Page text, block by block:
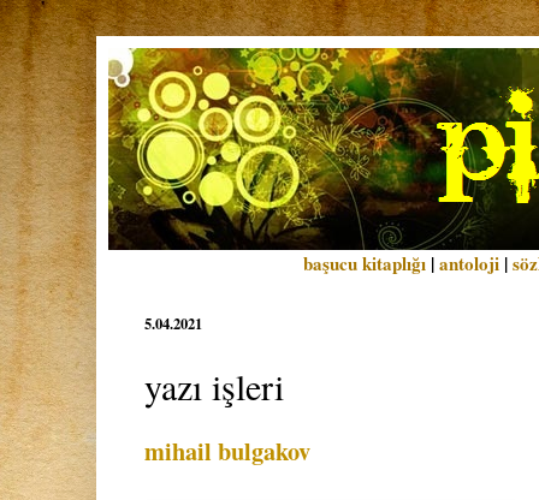
başucu kitaplığı |antoloji |
5.04.2021
yazı işleri
mihail bulgakov